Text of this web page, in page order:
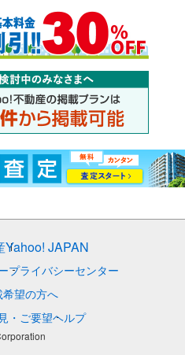
Yahoo! JAPAN
プライバシーセンター
希望の方へ
・ご要望ヘルプ